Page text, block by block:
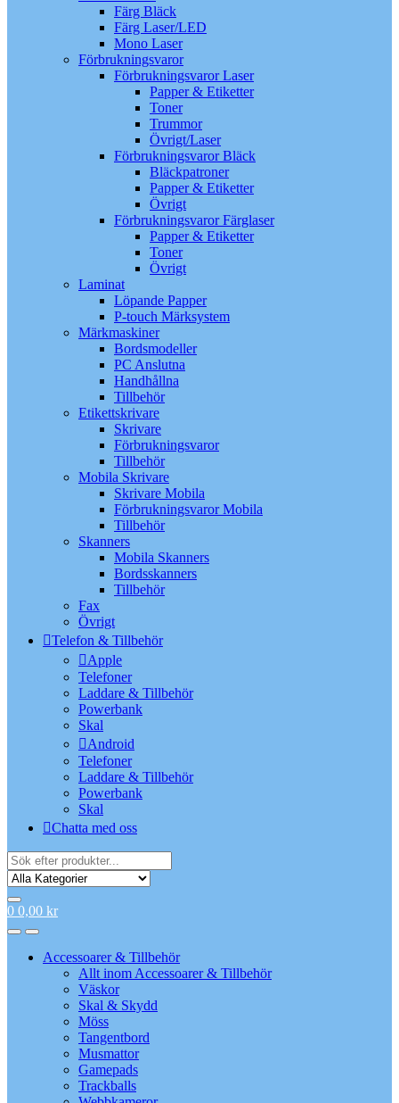
Färg Bläck
Färg Laser/LED
Mono Laser
Förbrukningsvaror
Förbrukningsvaror Laser
Papper & Etiketter
Toner
Trummor
Övrigt/Laser
Förbrukningsvaror Bläck
Bläckpatroner
Papper & Etiketter
Övrigt
Förbrukningsvaror Färglaser
Papper & Etiketter
Toner
Övrigt
Laminat
Löpande Papper
P-touch Märksystem
Märkmaskiner
Bordsmodeller
PC Anslutna
Handhållna
Tillbehör
Etikettskrivare
Skrivare
Förbrukningsvaror
Tillbehör
Mobila Skrivare
Skrivare Mobila
Förbrukningsvaror Mobila
Tillbehör
Skanners
Mobila Skanners
Bordsskanners
Tillbehör
Fax
Övrigt
Telefon & Tillbehör
Apple
Telefoner
Laddare & Tillbehör
Powerbank
Skal
Android
Telefoner
Laddare & Tillbehör
Powerbank
Skal
Chatta med oss
Search
for:
0 0,00 kr
Accessoarer & Tillbehör
Allt inom Accessoarer & Tillbehör
Väskor
Skal & Skydd
Möss
Tangentbord
Musmattor
Gamepads
Trackballs